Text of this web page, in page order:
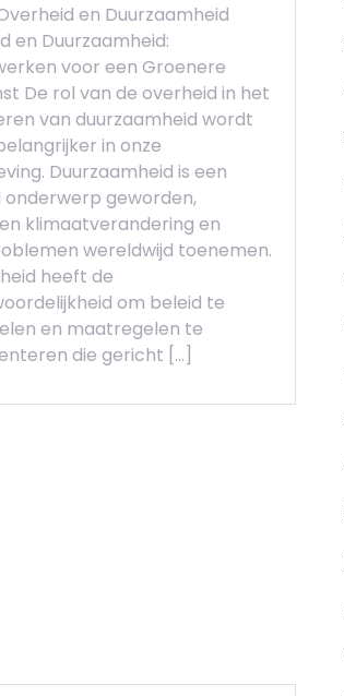
en Duurzaamheid
en Duurzaamheid:
voor een Groenere
De rol van de overheid in het
van duurzaamheid wordt
in onze
Duurzaamheid is een
geworden,
klimaatverandering en
wereldwijd toenemen.
heeft de
om beleid te
en maatregelen te
die gericht […]